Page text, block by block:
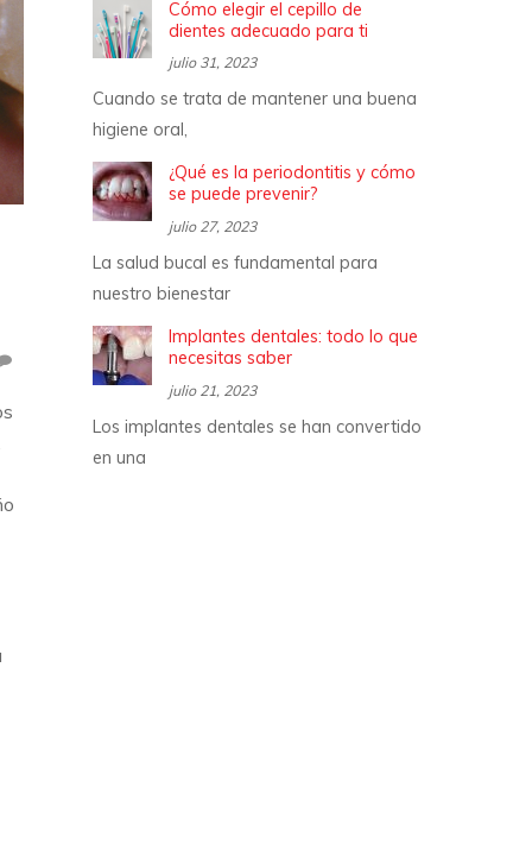
Cómo elegir el cepillo de
dientes adecuado para ti
julio 31, 2023
Cuando se trata de mantener una buena
higiene oral,
¿Qué es la periodontitis y cómo
se puede prevenir?
julio 27, 2023
La salud bucal es fundamental para
nuestro bienestar
Implantes dentales: todo lo que
necesitas saber
julio 21, 2023
Los implantes dentales se han convertido
en una